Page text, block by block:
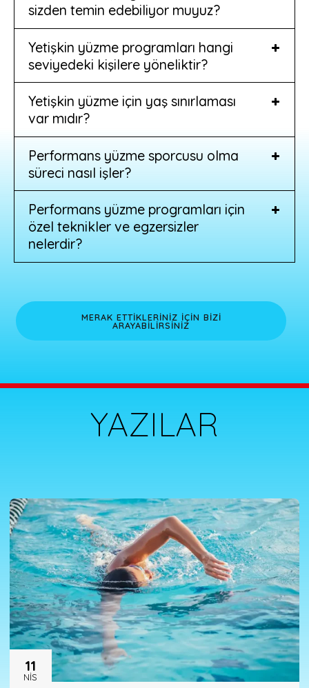
sizden temin edebiliyor muyuz?
Yetişkin yüzme programları hangi
seviyedeki kişilere yöneliktir?
Yetişkin yüzme için yaş sınırlaması
var mıdır?
Performans yüzme sporcusu olma
süreci nasıl işler?
Performans yüzme programları için
özel teknikler ve egzersizler
nelerdir?
MERAK ETTİKLERİNİZ İÇİN BİZİ
ARAYABİLİRSİNİZ
YAZILAR
11
NIS